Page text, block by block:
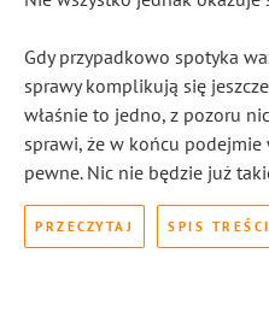
Gdy przypadkowo spotyka
sprawy komplikują się
właśnie to jedno, z pozoru
sprawi, że w końcu podejmie
pewne. Nic nie będzie już
PRZECZYTAJ SPIS TREŚCI